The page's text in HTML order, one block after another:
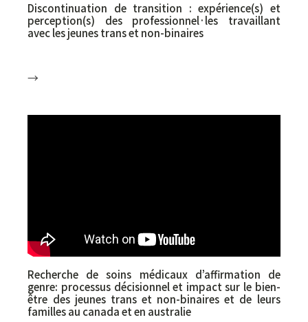
Discontinuation de transition : expérience(s) et
perception(s) des professionnel·les travaillant
avec les jeunes trans et non-binaires
Université de Montréal), Denise Medico (UQAM
→
Recherche de soins médicaux d’affirmation de
genre: processus décisionnel et impact sur le bien-
être des jeunes trans et non-binaires et de leurs
familles au canada et en australie